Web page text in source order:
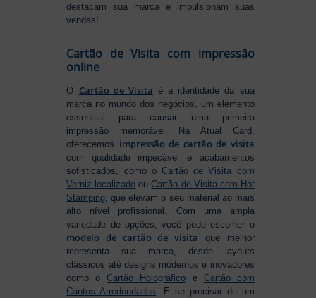
destacam sua marca e impulsionam suas
vendas!
Cartão de Visita com impressão
online
O Cartão de Visita é a identidade da sua
marca no mundo dos negócios, um elemento
essencial para causar uma primeira
impressão memorável. Na Atual Card,
oferecemos impressão de cartão de visita
com qualidade impecável e acabamentos
sofisticados, como o Cartão de Visita com
Verniz localizado ouCartão de Visita com Hot
Stamping, que elevam o seu material ao mais
alto nível profissional. Com uma ampla
variedade de opções, você pode escolher o
modelo de cartão de visita que melhor
representa sua marca, desde layouts
clássicos até designs modernos e inovadores
como oCartão Holográfico e Cartão com
Cantos Arredondados. E se precisar de um